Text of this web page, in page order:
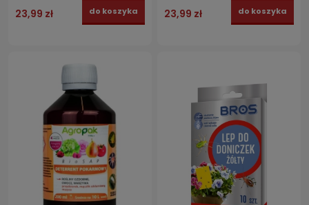
23,99 zł do koszyka 23,99 zł do koszyka